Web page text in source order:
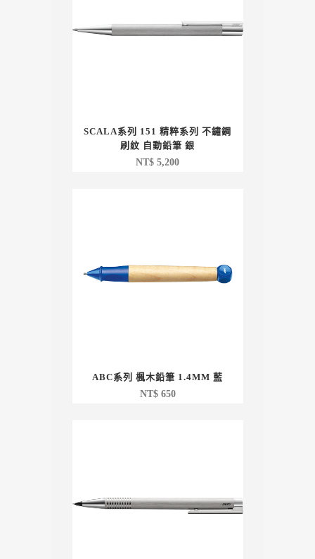
SCALA系列 151 精粹系列 不鏽鋼
刷紋 自動鉛筆 銀
NT$ 5,200
ABC系列 楓木鉛筆 1.4MM 藍
NT$650